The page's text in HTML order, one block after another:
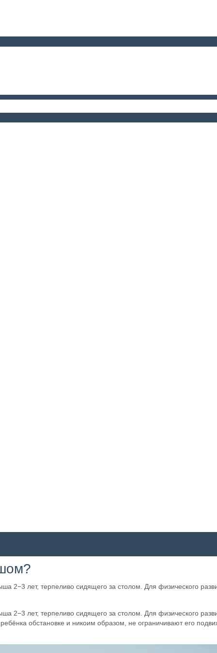
2−3 лет, терпеливо сидящего за столом. Для физического
2−3 лет, терпеливо сидящего за столом. Для физического
обстановке и никоим образом, не ограничивают его